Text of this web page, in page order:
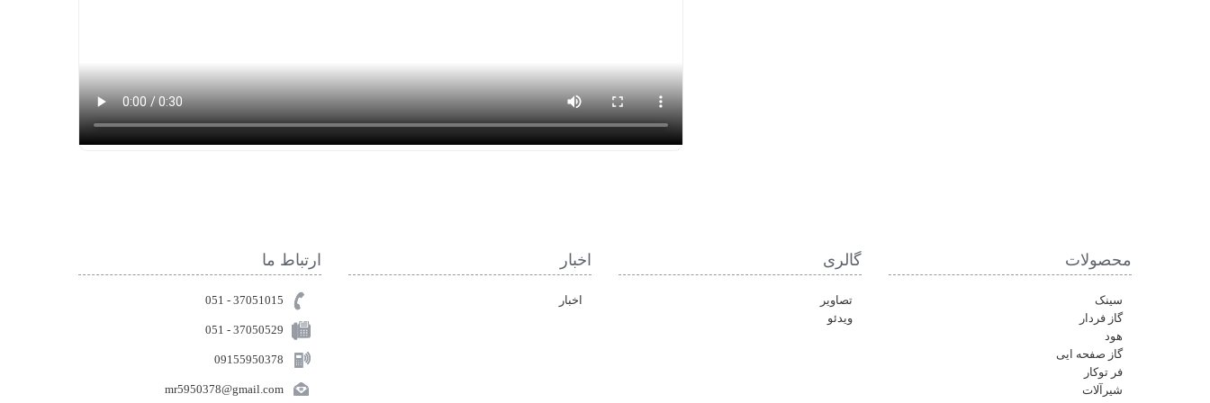
محصولات
سینک
گاز فردار
هود
گاز صفحه ایی
فر توکار
شیرآلات
گالری
تصاویر
ویدئو
اخبار
اخبار
ارتباط ما
37051015 - 051
051 - 37050529
09155950378
mr5950378@gmail.com